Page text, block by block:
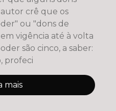
autor crê que os
ou "dons de
vigência até à volta
são cinco, a saber:
profeci
mais